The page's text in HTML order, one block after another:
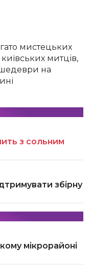
мистецьких
київських митців,
шедеври на
з сольним
збірну
мікрорайоні